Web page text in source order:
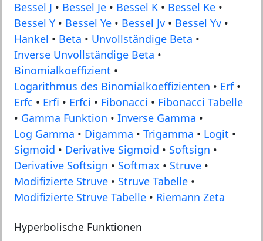
Bessel J • Bessel Je • Bessel K • Bessel Ke •
Bessel Y • Bessel Ye • Bessel Jv • Bessel Yv •
Hankel • Beta • Unvollständige Beta •
Inverse Unvollständige Beta •
Binomialkoeffizient •
Logarithmus des Binomialkoeffizienten • Erf•
Erfc • Erfi • Erfci • Fibonacci • Fibonacci Tabelle
• Gamma Funktion • Inverse Gamma •
Log Gamma • Digamma • Trigamma • Logit •
Sigmoid • Derivative Sigmoid • Softsign •
Derivative Softsign • Softmax • Struve •
Modifizierte Struve • Struve Tabelle •
Modifizierte Struve Tabelle • Riemann Zeta
Hyperbolische Funktionen